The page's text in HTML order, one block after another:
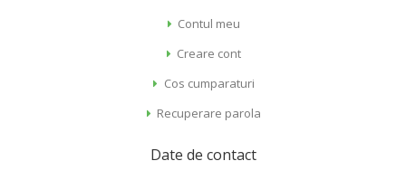
Contul meu
Creare cont
Cos cumparaturi
Recuperare parola
Date de contact